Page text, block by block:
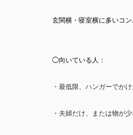
玄関横・寝室横に多いコン
◯向いている人：
・最低限、ハンガーでか
・夫婦だけ、または物が